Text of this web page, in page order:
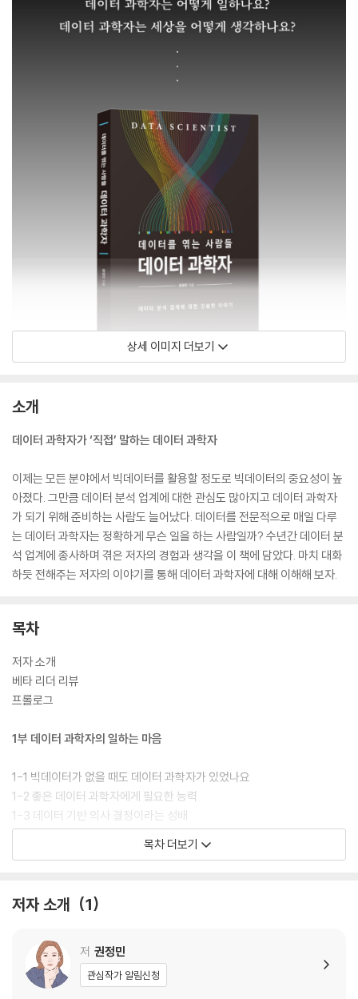
상세 이미지 더보기
소개
데이터 과학자가 ‘직접’ 말하는 데이터 과학자
이제는 모든 분야에서 빅데이터를 활용할 정도로 빅데이터의 중요성이 높
아졌다. 그만큼 데이터 분석 업계에 대한 관심도 많아지고 데이터 과학자
가 되기 위해 준비하는 사람도 늘어났다. 데이터를 전문적으로 매일 다루
는 데이터 과학자는 정확하게 무슨 일을 하는 사람일까? 수년간 데이터 분
석 업계에 종사하며 겪은 저자의 경험과 생각을 이 책에 담았다. 마치 대화
하듯 전해주는 저자의 이야기를 통해 데이터 과학자에 대해 이해해 보자.
목차
저자 소개
베타 리더 리뷰
프롤로그
1부 데이터 과학자의 일하는 마음
1-1 빅데이터가 없을 때도 데이터 과학자가 있었나요
1-2 좋은 데이터 과학자에게 필요한 능력
1-3 데이터 기반 의사 결정이라는 성배
1-4 통계학자, 머신러닝 연구자 그리고 데이터 과학자
1-5 데이터 과학자의 빛과 소금, 데이터 엔지니어
2-1 데이터가 흐르는 회사
2-2 데이터 분석의 8할은 데이터 전처리
목차 더보기
저자 소개 1
저 권정민
관심작가 알림신청